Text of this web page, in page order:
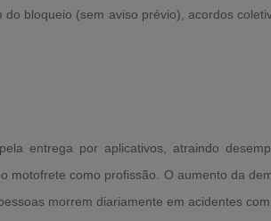
bloqueio (sem aviso prévio), acordos
entrega por aplicativos, atraindo
motofrete como profissão. O aumento da
morrem diariamente em acidentes com